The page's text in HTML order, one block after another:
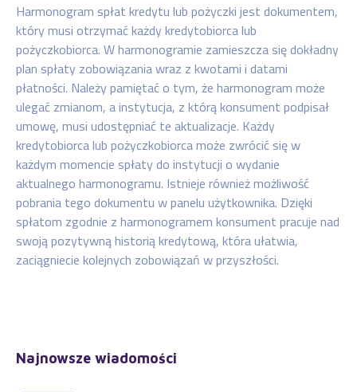
Harmonogram spłat kredytu lub pożyczki jest dokumentem,
który musi otrzymać każdy kredytobiorca lub
pożyczkobiorca. W harmonogramie zamieszcza się dokładny
plan spłaty zobowiązania wraz z kwotami i datami
płatności. Należy pamiętać o tym, że harmonogram może
ulegać zmianom, a instytucja, z którą konsument podpisał
umowę, musi udostępniać te aktualizacje. Każdy
kredytobiorca lub pożyczkobiorca może zwrócić się w
każdym momencie spłaty do instytucji o wydanie
aktualnego harmonogramu. Istnieje również możliwość
pobrania tego dokumentu w panelu użytkownika. Dzięki
spłatom zgodnie z harmonogramem konsument pracuje nad
swoją pozytywną historią kredytową, która ułatwia,
zaciągniecie kolejnych zobowiązań w przyszłości.
Najnowsze wiadomości